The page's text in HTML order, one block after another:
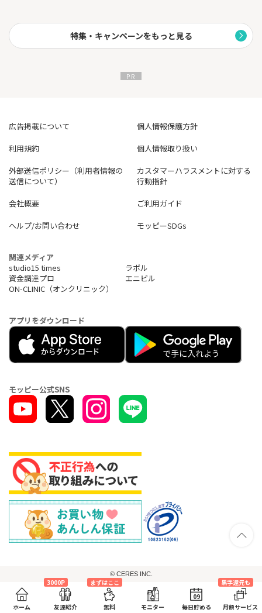
ホーム
3000P
友達紹介
まずはここ
無料 モニター
09
毎日貯める
黒字還元も
月額サービス
引越が多い方は負担軽減になり、賃貸住まいの方は安心して長く
利用できます。
……………………………………………………………
auユーザーはビッグローブ光利用料金をお得にご利用できます。
☆*ポイント5
初期費用を安く抑えたい方におすすめ
ビッグローブ光は工事費実質無料で導入できます。
特集・キャンペーンをもっと見る
広告掲載について
個人情報保護方針
利用規約
個人情報取り扱い
外部送信ポリシー（利用者情報の
送信について）
カスタマーハラスメントに対する
行動指針
会社概要
ご利用ガイド
ヘルプ/お問い合わせ
モッピーSDGs
関連メディア
studio15 times
ラボル
資金調達プロ
エニピル
ON-CLINIC（オンクリニック）
アプリをダウンロード
モッピー公式SNS
© CERES INC.